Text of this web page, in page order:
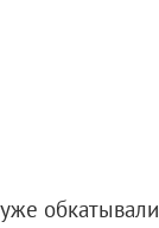
обкатывали